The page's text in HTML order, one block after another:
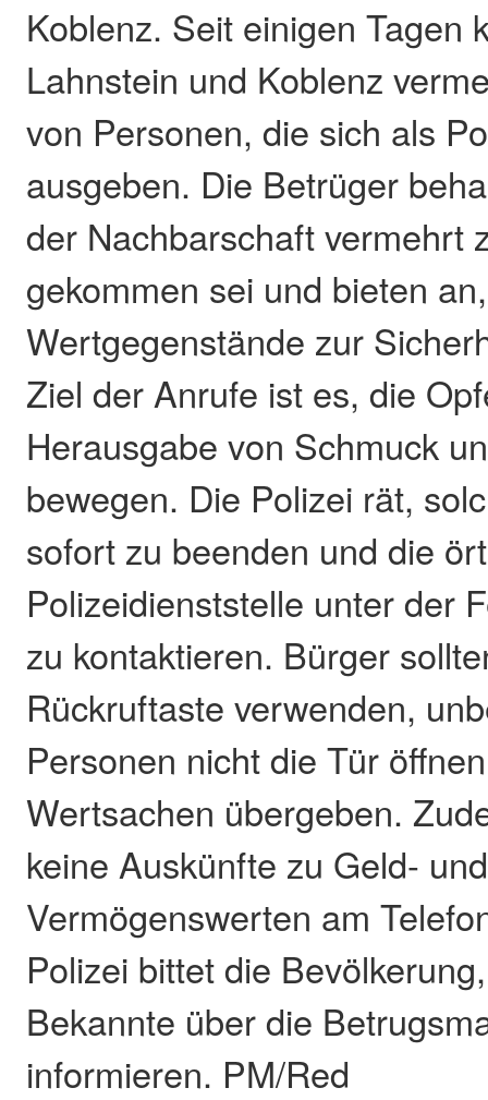
Koblenz. Seit einigen Tagen
Lahnstein und Koblenz
von Personen, die sich als
ausgeben. Die Betrüger
der Nachbarschaft vermehrt
gekommen sei und bieten an,
Wertgegenstände zur
Ziel der Anrufe ist es, die
Herausgabe von Schmuck
bewegen. Die Polizei rät,
sofort zu beenden und die
Polizeidienststelle unter der
zu kontaktieren. Bürger
Rückruftaste verwenden,
Personen nicht die Tür
Wertsachen übergeben.
keine Auskünfte zu Geld- und
Vermögenswerten am
Polizei bittet die
Bekannte über die
informieren. PM/Red